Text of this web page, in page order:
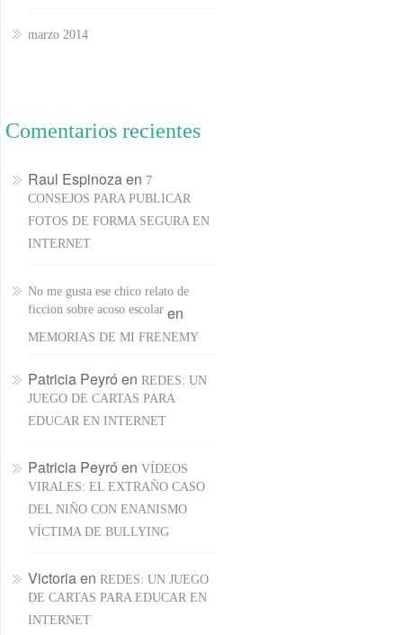
marzo 2014
Comentarios recientes
Raul Espinozaen 7
CONSEJOS PARA PUBLICAR
FOTOS DE FORMA SEGURA EN
INTERNET
No me gusta ese chico relato de
ficcion sobre acoso escolaren
MEMORIAS DE MI FRENEMY
Patricia Peyró en REDES: UN
JUEGO DE CARTAS PARA
EDUCAR EN INTERNET
Patricia Peyró en VÍDEOS
VIRALES: EL EXTRAÑO CASO
DEL NIÑO CON ENANISMO
VÍCTIMA DE BULLYING
Victoriaen REDES: UN JUEGO
DE CARTAS PARA EDUCAR EN
INTERNET